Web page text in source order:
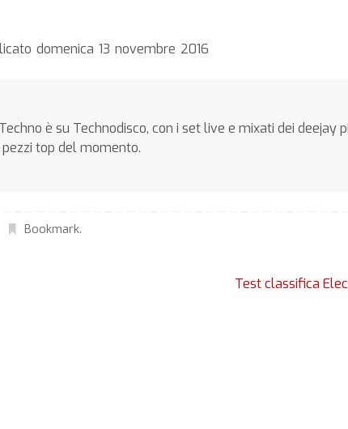
domenica 13 novembre 2016
è su Technodisco, con i set live e mixati dei deejay
top del momento.
Bookmark.
Test classifica